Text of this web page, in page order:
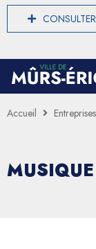
Accueil Entreprises
MUSIQUE